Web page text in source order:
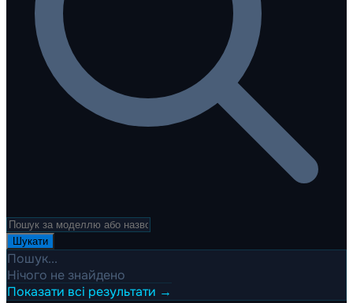
Шукати
Пошук...
Нічого не знайдено
Показати всі результати →